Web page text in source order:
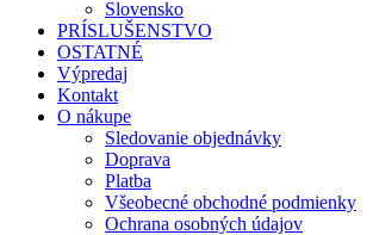
Slovensko
PRÍSLUŠENSTVO
OSTATNÉ
Výpredaj
Kontakt
O nákupe
Sledovanie objednávky
Doprava
Platba
Všeobecné obchodné podmienky
Ochrana osobných údajov